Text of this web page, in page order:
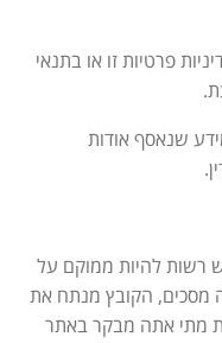
פרטיות זו או בתנאי
.
שנאסף אודות
.
רשות להיות ממוקם על
הקובץ מנתח את
מתי אתה מבקר באתר